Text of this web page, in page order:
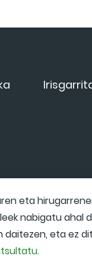
eta
nabigatu
daitezen, eta ez